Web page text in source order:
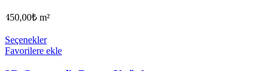
450,00₺ m²
Seçenekler
Favorilere ekle